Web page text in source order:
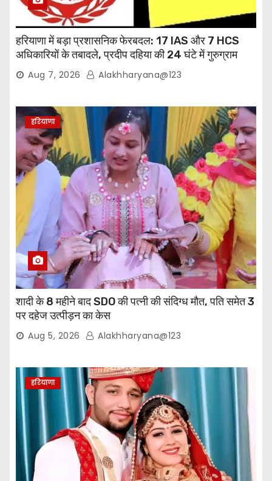
हरियाणा में बड़ा प्रशासनिक फेरबदल: 17 IAS और 7 HCS
अधिकारियों के तबादले, प्रदीप दहिया की 24 घंटे में गुरुग्राम
वापसीAug 7, 2026 Alakhharyana@123
हरियाणा
शादी के 8 महीने बाद SDO की पत्नी की संदिग्ध मौत, पति समेत 3
पर दहेज उत्पीड़न का केस
Aug 5, 2026 Alakhharyana@123
हरियाणा